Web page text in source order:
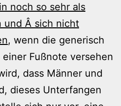
noch so sehr als
und Â sich nicht
, wenn die generisch
Fußnote versehen
dass Männer und
dieses Unterfangen